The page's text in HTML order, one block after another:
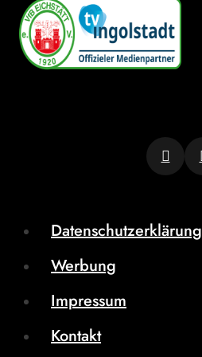
Datenschutzerklärung
Werbung
Impressum
Kontakt